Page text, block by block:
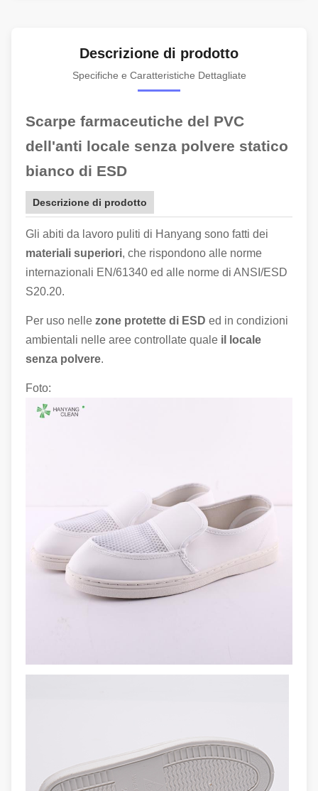
Descrizione di prodotto
Specifiche e Caratteristiche Dettagliate
Scarpe farmaceutiche del PVC
dell'anti locale senza polvere statico
bianco di ESD
Descrizione di prodotto
Gli abiti da lavoro puliti di Hanyang sono fatti dei
materiali superiori, che rispondono alle norme
internazionali EN/61340 ed alle norme di ANSI/ESD
S20.20.
Per uso nelle zone protette di ESD ed in condizioni
ambientali nelle aree controllate quale il locale
senza polvere.
Foto: